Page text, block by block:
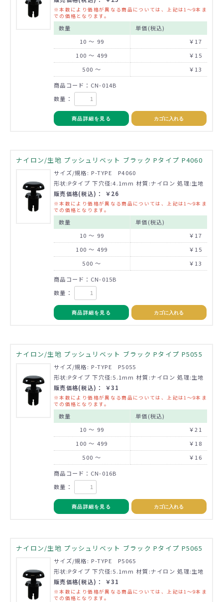
※本数により価格が異なる商品については、上記は1～9本ま
での価格となります。
数量
単価(税込)
10 ～ 99
￥17
100 ～ 499
￥15
500 ～
￥13
商品コード：CN-014B
数量：
商品詳細を見る カゴに入れる
ナイロン/生地 プッシュリベット ブラック Pタイプ P4060
サイズ/規格: P-TYPE P4060
形状:Pタイプ 下穴径:4.1mm 材質:ナイロン 処理:生地
販売価格(税込)： ￥26
※本数により価格が異なる商品については、上記は1～9本ま
での価格となります。
数量
単価(税込)
10 ～ 99
￥17
100 ～ 499
￥15
500 ～
￥13
商品コード：CN-015B
数量：
商品詳細を見る カゴに入れる
ナイロン/生地 プッシュリベット ブラック Pタイプ P5055
サイズ/規格: P-TYPE P5055
形状:Pタイプ 下穴径:5.1mm 材質:ナイロン 処理:生地
販売価格(税込)： ￥31
※本数により価格が異なる商品については、上記は1～9本ま
での価格となります。
数量
単価(税込)
10 ～ 99
￥21
100 ～ 499
￥18
500 ～
￥16
商品コード：CN-016B
数量：
商品詳細を見る カゴに入れる
ナイロン/生地 プッシュリベット ブラック Pタイプ P5065
サイズ/規格: P-TYPE P5065
形状:Pタイプ 下穴径:5.1mm 材質:ナイロン 処理:生地
販売価格(税込)： ￥31
※本数により価格が異なる商品については、上記は1～9本ま
での価格となります。